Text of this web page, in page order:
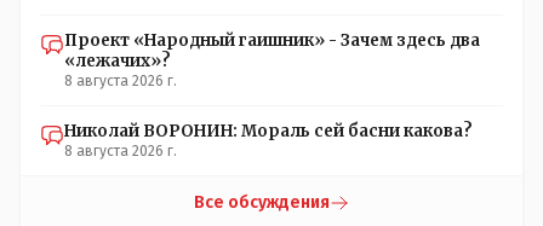
Проект «Народный гаишник» - Зачем здесь два
«лежачих»?
8 августа 2026 г.
Николай ВОРОНИН: Мораль сей басни какова?
8 августа 2026 г.
Все обсуждения